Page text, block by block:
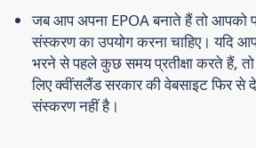
जब आप अपना EPOA बनाते हैं तो आपको
संस्करण का उपयोग करना चाहिए। यदि
भरने से पहले कुछ समय प्रतीक्षा करते हैं,
लिए क्वींसलैंड सरकार की वेबसाइट फिर से
संस्करण नहीं है।